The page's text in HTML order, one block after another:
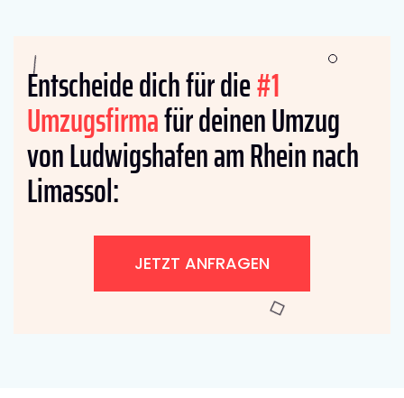
Entscheide dich für die#1
Umzugsfirmafür deinen Umzug
von Ludwigshafen am Rhein nach
Limassol:
JETZT ANFRAGEN